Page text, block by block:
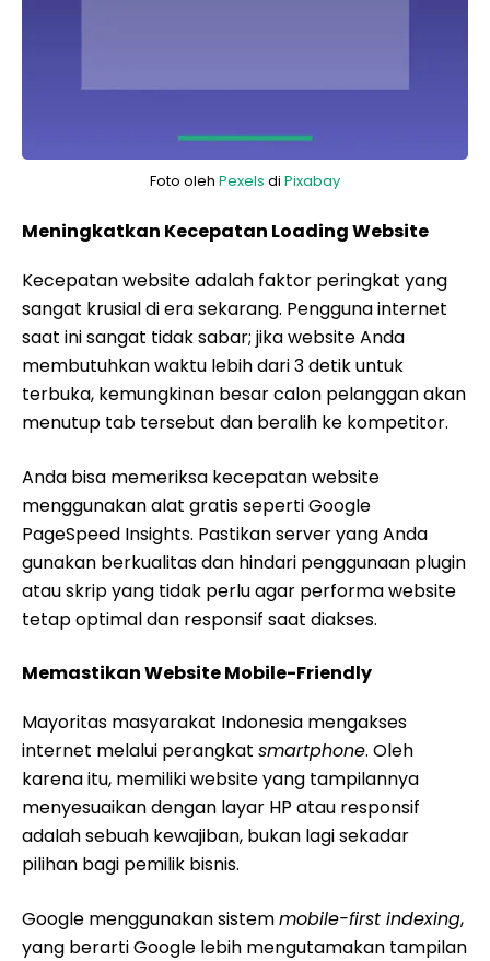
Foto oleh Pexels di Pixabay
Meningkatkan Kecepatan Loading Website
Kecepatan website adalah faktor peringkat yang
sangat krusial di era sekarang. Pengguna internet
saat ini sangat tidak sabar; jika website Anda
membutuhkan waktu lebih dari 3 detik untuk
terbuka, kemungkinan besar calon pelanggan akan
menutup tab tersebut dan beralih ke kompetitor.
Anda bisa memeriksa kecepatan website
menggunakan alat gratis seperti Google
PageSpeed Insights. Pastikan server yang Anda
gunakan berkualitas dan hindari penggunaan plugin
atau skrip yang tidak perlu agar performa website
tetap optimal dan responsif saat diakses.
Memastikan Website Mobile-Friendly
Mayoritas masyarakat Indonesia mengakses
internet melalui perangkat smartphone. Oleh
karena itu, memiliki website yang tampilannya
menyesuaikan dengan layar HP atau responsif
adalah sebuah kewajiban, bukan lagi sekadar
pilihan bagi pemilik bisnis.
Google menggunakan sistemmobile-first indexing,
yang berarti Google lebih mengutamakan tampilan